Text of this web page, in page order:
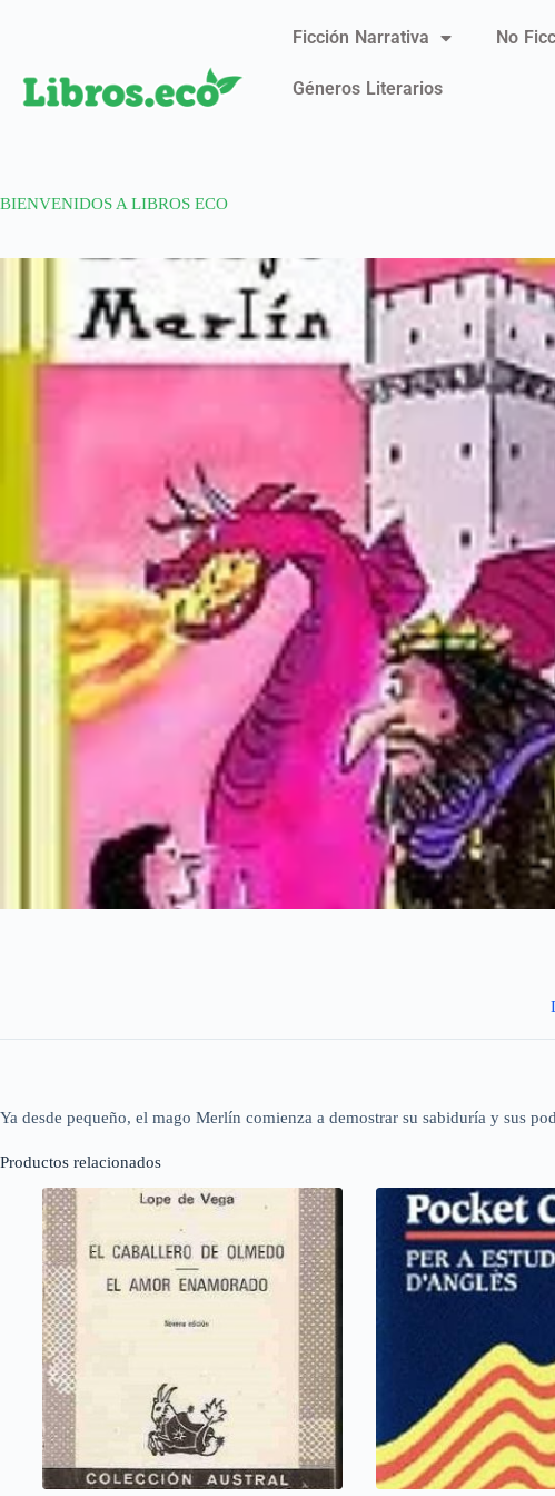
Ficción Narrativa No
Géneros Literarios
BIENVENIDOS A LIBROS ECO
Ya desde pequeño, el mago Merlín comienza a demostrar su sabiduría y sus
Productos relacionados